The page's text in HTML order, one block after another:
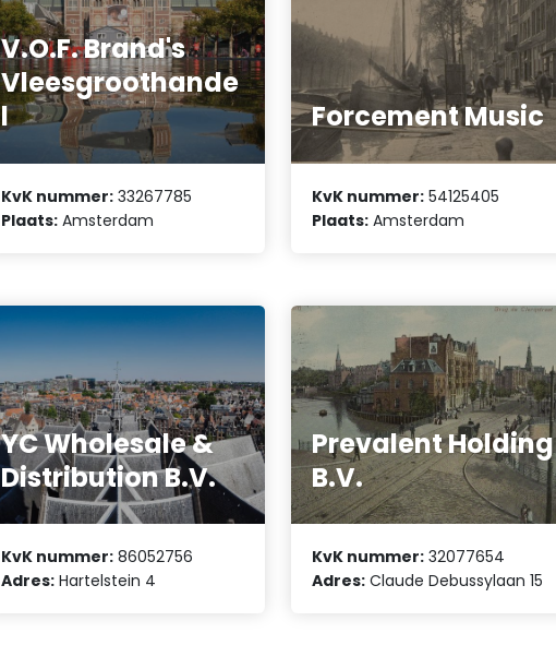
V.O.F. Brand's
Vleesgroothande
l
KvK nummer: 33267785
Plaats: Amsterdam
Forcement Music
KvK nummer: 54125405
Plaats: Amsterdam
YC Wholesale &
Distribution B.V.
KvK nummer: 86052756
Adres: Hartelstein 4
Prevalent Holding
B.V.
KvK nummer: 32077654
Adres: Claude Debussylaan 15